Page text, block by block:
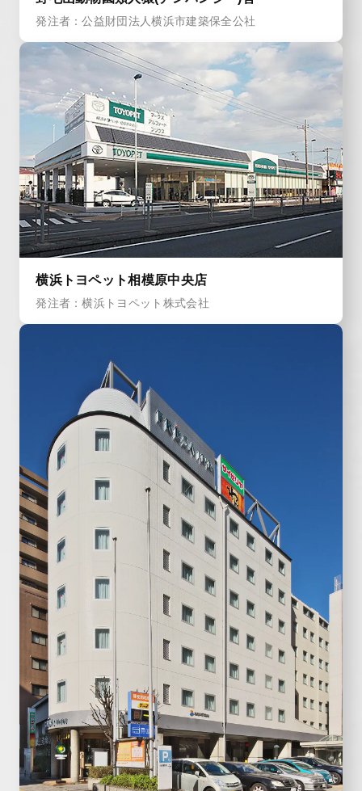
発注者：公益財団法人横浜市建築保全公社
横浜トヨペット相模原中央店
発注者：横浜トヨペット株式会社